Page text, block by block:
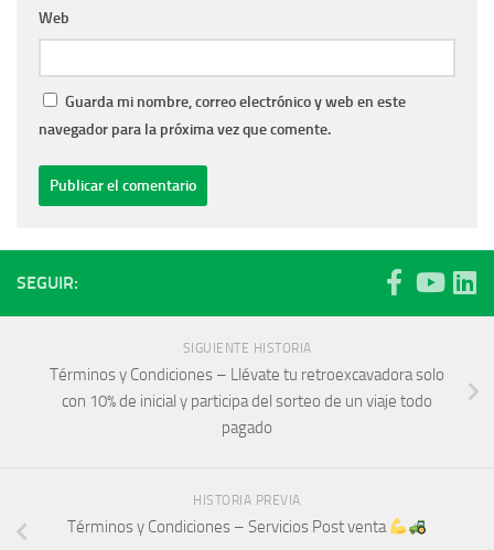
Web
Guarda mi nombre, correo electrónico y web en este
navegador para la próxima vez que comente.
SEGUIR:
SIGUIENTE HISTORIA
Términos y Condiciones – Llévate tu retroexcavadora solo
con 10% de inicial y participa del sorteo de un viaje todo
pagado
HISTORIA PREVIA
Términos y Condiciones – Servicios Post venta